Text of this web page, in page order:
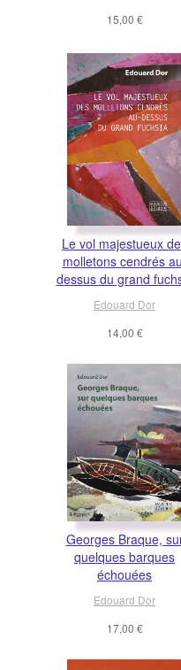
15,00 €
Le vol majestueux
molletons cendrés
dessus du grand
Edouard Dor
14,00 €
Georges Braque,
quelques barques
échouées
Edouard Dor
17,00 €